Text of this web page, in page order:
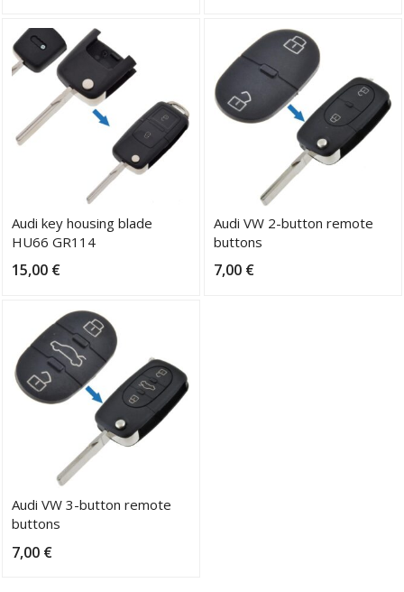
Audi key housing blade
HU66 GR114
15,00 €
Audi VW 2-button remote
buttons
7,00 €
Audi VW 3-button remote
buttons
7,00 €